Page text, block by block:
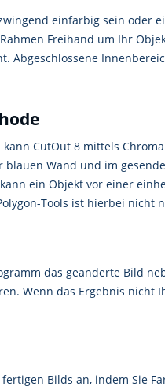
einfarbig sein oder
Freihand um Ihr
Abgeschlossene
CutOut 8 mittels
Wand und im
ein Objekt vor einer
Tools ist hierbei nicht
das geänderte Bild
Wenn das Ergebnis
Bilds an, indem Sie